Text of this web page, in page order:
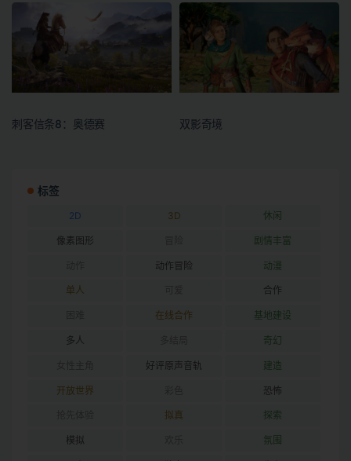
刺客信条8：奥德赛 双影奇境
标签
2D 3D 休闲
像素图形 剧情丰富
动作冒险 动漫
单人 合作
在线合作 基地建设
多人 奇幻
好评原声音轨 建造
开放世界 恐怖
拟真 探索
模拟 氛围